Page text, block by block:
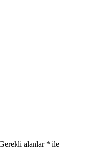
alanlar * ile